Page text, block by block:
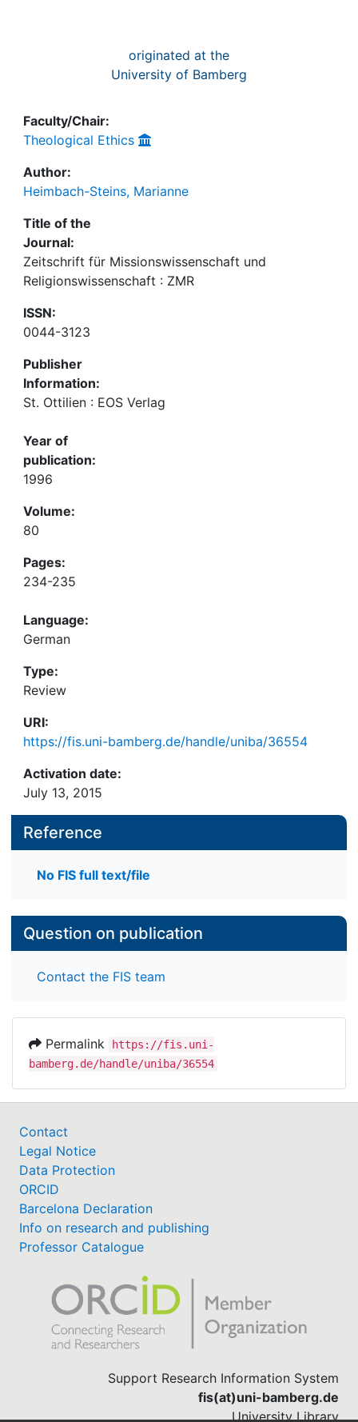
originated at the
University of Bamberg
Faculty/Chair:
Theological Ethics
Author:
Heimbach-Steins, Marianne
Title of the
Journal:
Zeitschrift für Missionswissenschaft und
Religionswissenschaft : ZMR
ISSN:
0044-3123
Publisher
Information:
St. Ottilien : EOS Verlag
Year of
publication:
1996
Volume:
80
Pages:
234-235
Language:
German
Type:
Review
URI:
https://fis.uni-bamberg.de/handle/uniba/36554
Activation date:
July 13, 2015
Reference
No FIS full text/file
Question on publication
Contact the FIS team
Permalink
https://fis.uni-
bamberg.de/handle/uniba/36554
Contact
Legal Notice
Data Protection
ORCID
Barcelona Declaration
Info on research and publishing
Professor Catalogue
Support Research Information System
fis(at)uni-bamberg.de
University Library